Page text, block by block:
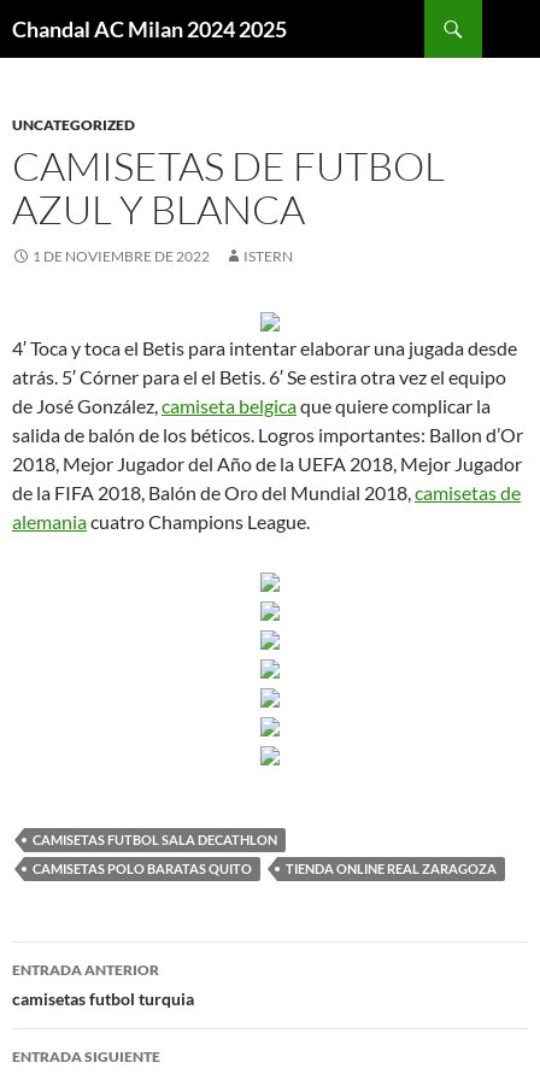
Chandal AC Milan 2024 2025
UNCATEGORIZED
CAMISETAS DE FUTBOL
AZUL Y BLANCA
1 DE NOVIEMBRE DE 2022 ISTERN
4′ Toca y toca el Betis para intentar elaborar una jugada desde
atrás. 5′ Córner para el el Betis. 6′ Se estira otra vez el equipo
de José González,camiseta belgicaque quiere complicar la
salida de balón de los béticos. Logros importantes: Ballon d’Or
2018, Mejor Jugador del Año de la UEFA 2018, Mejor Jugador
de la FIFA 2018, Balón de Oro del Mundial 2018,camisetas de
alemaniacuatro Champions League.
CAMISETAS FUTBOL SALA DECATHLON
CAMISETAS POLO BARATAS QUITO
TIENDA ONLINE REAL ZARAGOZA
Navegación
de
entradas
ENTRADA ANTERIOR
camisetas futbol turquia
ENTRADA SIGUIENTE